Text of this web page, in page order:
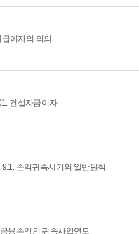
이자의 의의
건설자금이자
9.1. 손익귀속시기의 일반원칙
융손익의 귀속사업연도